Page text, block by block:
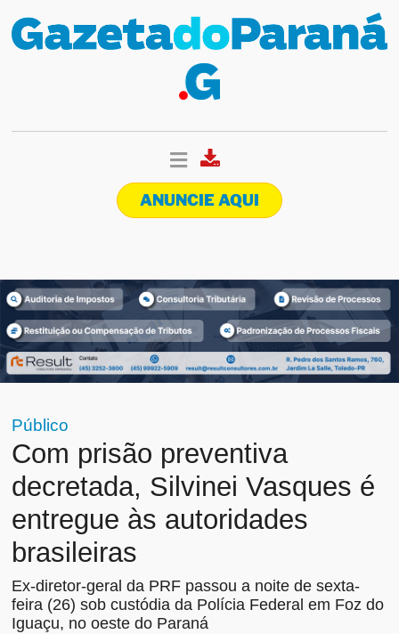
ANUNCIE AQUI
Público
Com prisão preventiva
decretada, Silvinei Vasques é
entregue às autoridades
brasileiras
Ex-diretor-geral da PRF passou a noite de sexta-
feira (26) sob custódia da Polícia Federal em Foz do
Iguaçu, no oeste do Paraná